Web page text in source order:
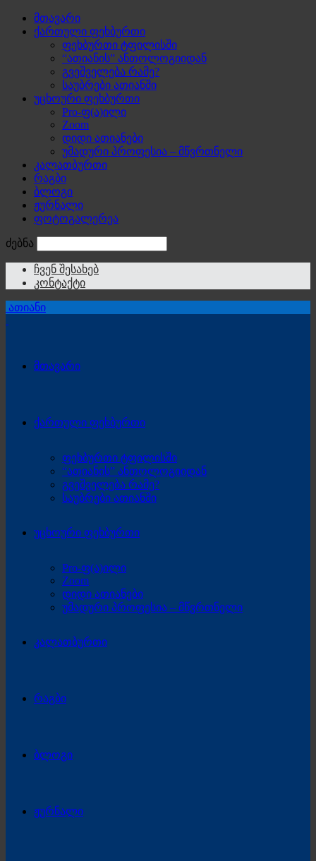
მთავარი
ქართული ფეხბურთი
ფეხბურთი ტფილისში
“ათიანის” ანთოლოგიიდან
გვეშველება რამე?
საუბრები ათიანში
უცხოური ფეხბურთი
Pro-ფ(ა)ილი
Zoom
დიდი ათიანები
უმადური პროფესია – მწვრთნელი
კალათბურთი
რაგბი
ბლოგი
ჟურნალი
ფოტოგალერეა
ძებნა
ჩვენ შესახებ
კონტაქტი
ათიანი
მთავარი
ქართული ფეხბურთი
ფეხბურთი ტფილისში
“ათიანის” ანთოლოგიიდან
გვეშველება რამე?
საუბრები ათიანში
უცხოური ფეხბურთი
Pro-ფ(ა)ილი
Zoom
დიდი ათიანები
უმადური პროფესია – მწვრთნელი
კალათბურთი
რაგბი
ბლოგი
ჟურნალი